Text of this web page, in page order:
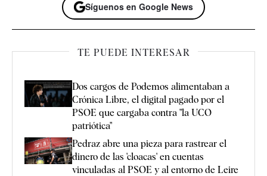
Síguenos en Google News
TE PUEDE INTERESAR
Dos cargos de Podemos alimentaban a
Crónica Libre, el digital pagado por el
PSOE que cargaba contra "la UCO
patriótica"
Pedraz abre una pieza para rastrear el
dinero de las 'cloacas' en cuentas
vinculadas al PSOE y al entorno de Leire